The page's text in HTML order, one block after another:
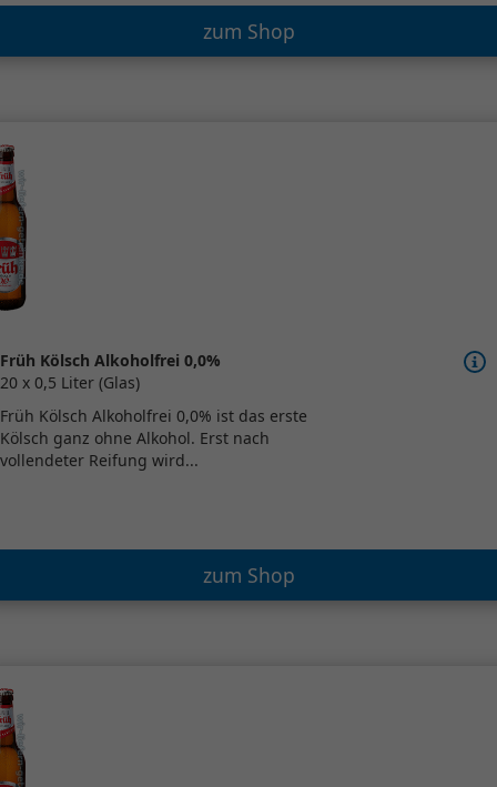
zum Shop
Früh Kölsch Alkoholfrei 0,0%
20 x 0,5 Liter (Glas)
Früh Kölsch Alkoholfrei 0,0% ist das erste
Kölsch ganz ohne Alkohol. Erst nach
vollendeter Reifung wird...
zum Shop